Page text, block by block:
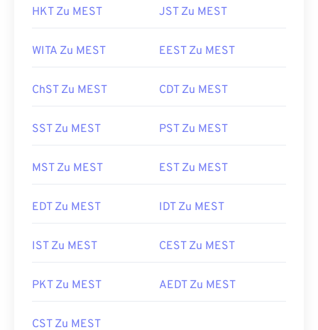
HKT Zu MEST JST Zu MEST
WITA Zu MEST EEST Zu MEST
ChST Zu MEST CDT Zu MEST
SST Zu MEST PST Zu MEST
MST Zu MEST EST Zu MEST
EDT Zu MEST IDT Zu MEST
IST Zu MEST CEST Zu MEST
PKT Zu MEST AEDT Zu MEST
CST Zu MEST